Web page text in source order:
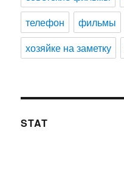
телефон
фильмы
хозяйке на заметку
STAT